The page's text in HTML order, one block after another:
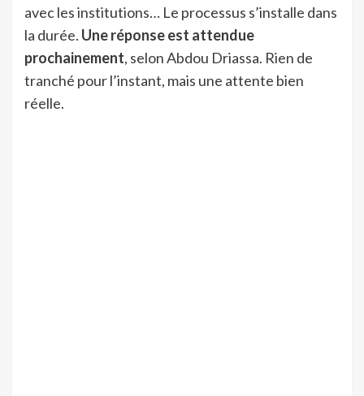
avec les institutions… Le processus s’installe dans
la durée. Une réponse est attendue
prochainement, selon Abdou Driassa. Rien de
tranché pour l’instant, mais une attente bien
réelle.